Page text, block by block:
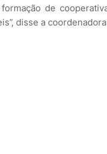
de
disse a